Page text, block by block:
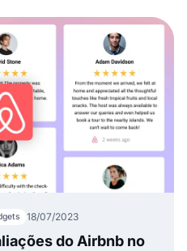
18/07/2023
do Airbnb no